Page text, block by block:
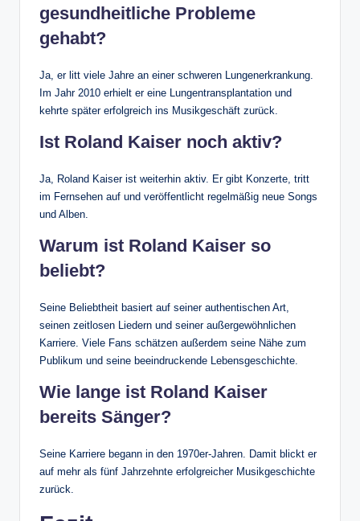
gesundheitliche Probleme
gehabt?
Ja, er litt viele Jahre an einer schweren Lungenerkrankung.
Im Jahr 2010 erhielt er eine Lungentransplantation und
kehrte später erfolgreich ins Musikgeschäft zurück.
Ist Roland Kaiser noch aktiv?
Ja, Roland Kaiser ist weiterhin aktiv. Er gibt Konzerte, tritt
im Fernsehen auf und veröffentlicht regelmäßig neue Songs
und Alben.
Warum ist Roland Kaiser so
beliebt?
Seine Beliebtheit basiert auf seiner authentischen Art,
seinen zeitlosen Liedern und seiner außergewöhnlichen
Karriere. Viele Fans schätzen außerdem seine Nähe zum
Publikum und seine beeindruckende Lebensgeschichte.
Wie lange ist Roland Kaiser
bereits Sänger?
Seine Karriere begann in den 1970er-Jahren. Damit blickt er
auf mehr als fünf Jahrzehnte erfolgreicher Musikgeschichte
zurück.